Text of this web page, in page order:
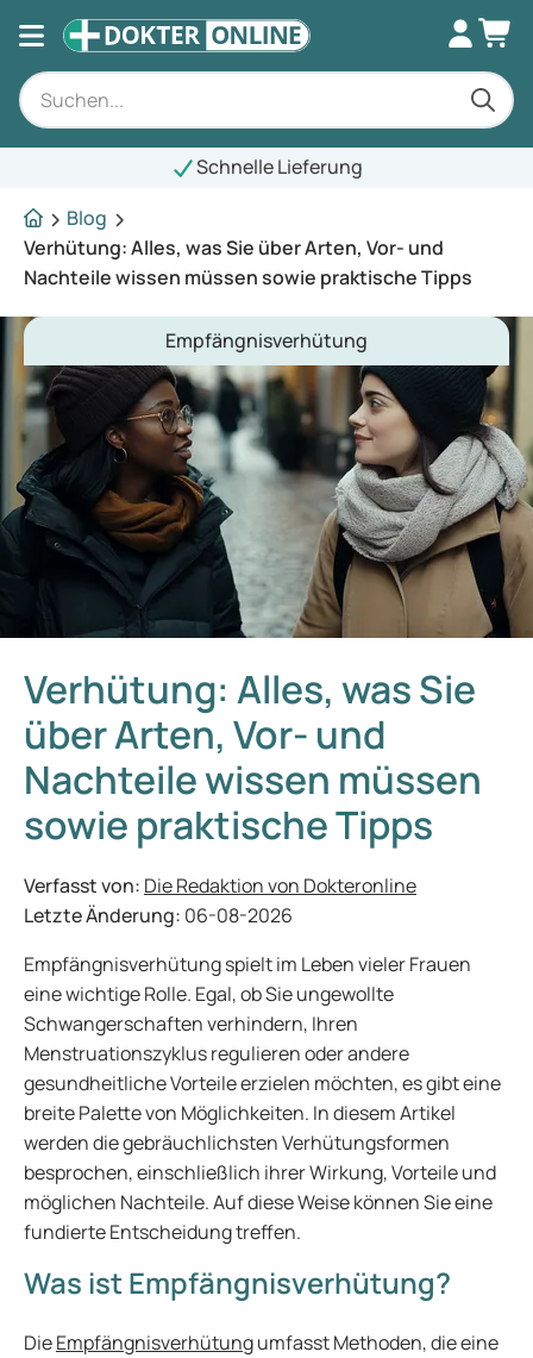
Schnelle Lieferung
Blog
Verhütung: Alles, was Sie über Arten, Vor- und
Nachteile wissen müssen sowie praktische Tipps
Empfängnisverhütung
Verhütung: Alles, was Sie
über Arten, Vor- und
Nachteile wissen müssen
sowie praktische Tipps
Verfasst von: Die Redaktion von Dokteronline
Letzte Änderung: 06-08-2026
Empfängnisverhütung spielt im Leben vieler Frauen
eine wichtige Rolle. Egal, ob Sie ungewollte
Schwangerschaften verhindern, Ihren
Menstruationszyklus regulieren oder andere
gesundheitliche Vorteile erzielen möchten, es gibt eine
breite Palette von Möglichkeiten. In diesem Artikel
werden die gebräuchlichsten Verhütungsformen
besprochen, einschließlich ihrer Wirkung, Vorteile und
möglichen Nachteile. Auf diese Weise können Sie eine
fundierte Entscheidung treffen.
Was ist Empfängnisverhütung?
DieEmpfängnisverhütungumfasst Methoden, die eine